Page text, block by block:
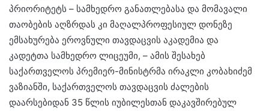
პრიორიტეტს – სამხედრო განათლებასა და მომავალი
თაობების აღზრდას კი მაღალპროფესიულ დონეზე
ემსახურება ეროვნული თავდაცვის აკადემია და
კადეტთა სამხედრო ლიცეუმი, – ამის შესახებ
საქართველოს პრემიერ-მინისტრმა ირაკლი კობახიძემ
ვაზიანში, საქართველოს თავდაცვის ძალების
დაარსებიდან 35 წლის იუბილესთან დაკავშირებულ